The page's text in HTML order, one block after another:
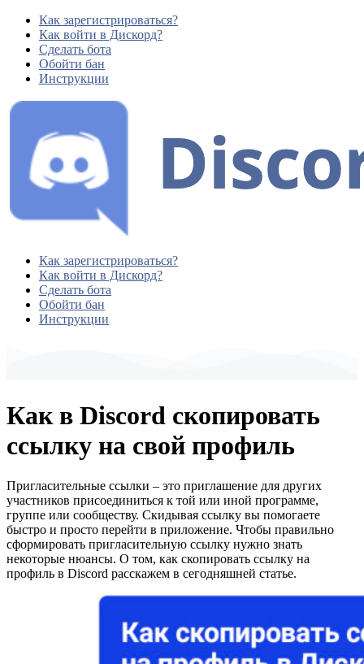
Как зарегистрироваться?
Как войти в Дискорд?
Сделать бота
Обойти бан
Инструкции
Как зарегистрироваться?
Как войти в Дискорд?
Сделать бота
Обойти бан
Инструкции
Как в Discord скопировать
ссылку на свой профиль
Пригласительные ссылки – это приглашение для других
участников присоединиться к той или иной программе,
группе или сообществу. Скидывая ссылку вы помогаете
быстро и просто перейти в приложение. Чтобы правильно
сформировать пригласительную ссылку нужно знать
некоторые нюансы. О том, как скопировать ссылку на
профиль в Discord расскажем в сегодняшней статье.